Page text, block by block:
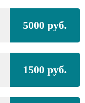
5000 руб.
1500 руб.